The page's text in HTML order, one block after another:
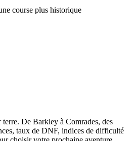
course plus historique
terre. De Barkley à Comrades, des
taux de DNF, indices de difficulté